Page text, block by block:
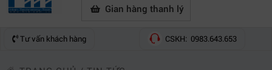
Gian hàng thanh lý
Tư vấn khách hàng CSKH: 0983.643.653